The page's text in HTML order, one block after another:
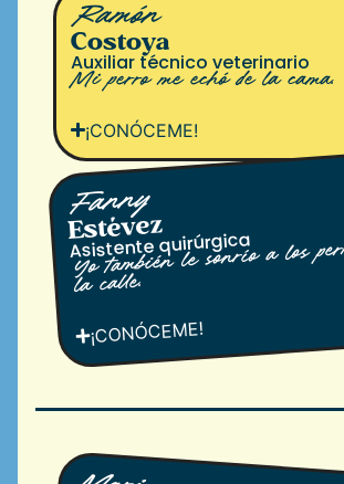
Ramón
Costoya
Auxiliar técnico veterinario
Mi perro me echó de la cama.
¡CONÓCEME!
Fanny
Estévez
Asistente quirúrgica
Yo también le sonrío a los
la calle.
¡CONÓCEME!